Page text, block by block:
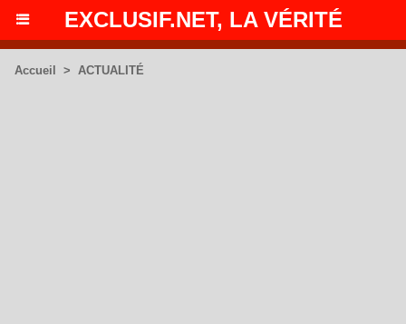
EXCLUSIF.NET, LA VÉRITÉ
Accueil > ACTUALITÉ